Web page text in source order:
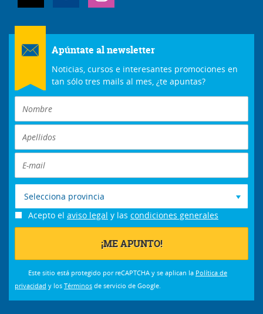
Apúntate al newsletter
Noticias, cursos e interesantes promociones en
tan sólo tres mails al mes, ¿te apuntas?
Selecciona provincia
Acepto el aviso legal y las condiciones generales
Este sitio está protegido por reCAPTCHA y se aplican la Política de
privacidad y los Términos de servicio de Google.